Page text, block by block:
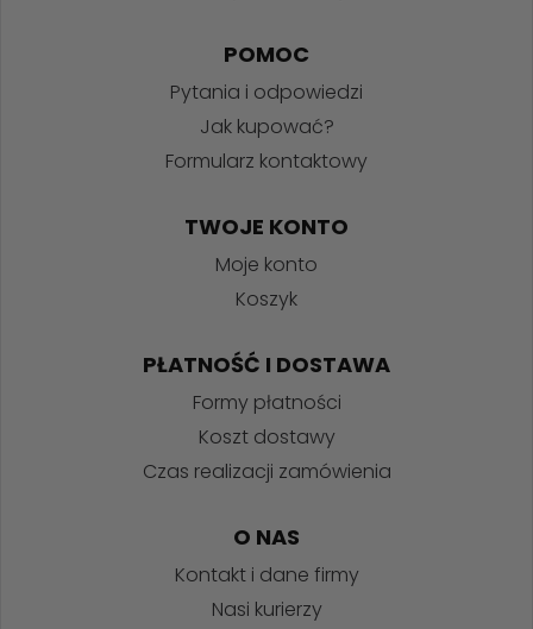
POMOC
Pytania i odpowiedzi
Jak kupować?
Formularz kontaktowy
TWOJE KONTO
Moje konto
Koszyk
PŁATNOŚĆ I DOSTAWA
Formy płatności
Koszt dostawy
Czas realizacji zamówienia
O NAS
Kontakt i dane firmy
Nasi kurierzy